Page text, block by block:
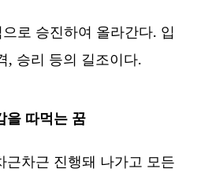
로 승진하여 올라간다. 입
, 승리 등의 길조이다.
을 따먹는 꿈
근차근 진행돼 나가고 모든